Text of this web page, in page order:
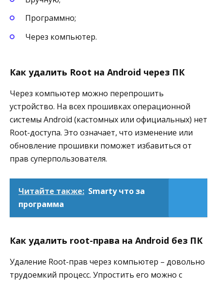
Программно;
Через компьютер.
Как удалить Root на Android через ПК
Через компьютер можно перепрошить
устройство. На всех прошивках операционной
системы Android (кастомных или официальных) нет
Root-доступа. Это означает, что изменение или
обновление прошивки поможет избавиться от
прав суперпользователя.
Читайте также: Smarty что за
программа
Как удалить root-права на Android без ПК
Удаление Root-прав через компьютер – довольно
трудоемкий процесс. Упростить его можно с